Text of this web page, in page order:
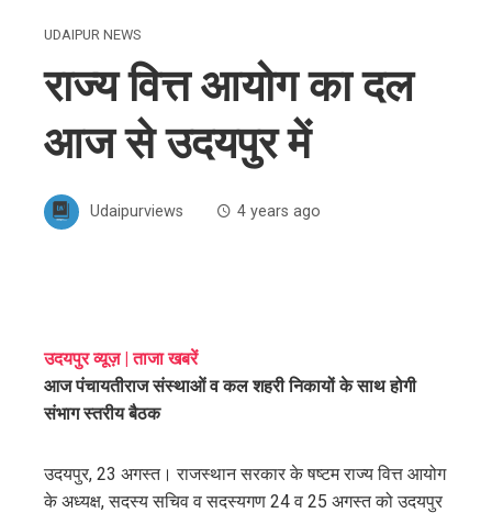
UDAIPUR NEWS
राज्य वित्त आयोग का दल
आज से उदयपुर में
Udaipurviews 4 years ago
उदयपुर व्यूज़ | ताजा खबरें
आज पंचायतीराज संस्थाओं व कल शहरी निकायों के साथ होगी
संभाग स्तरीय बैठक
उदयपुर, 23 अगस्त। राजस्थान सरकार के षष्टम राज्य वित्त आयोग
के अध्यक्ष, सदस्य सचिव व सदस्यगण 24 व 25 अगस्त को उदयपुर